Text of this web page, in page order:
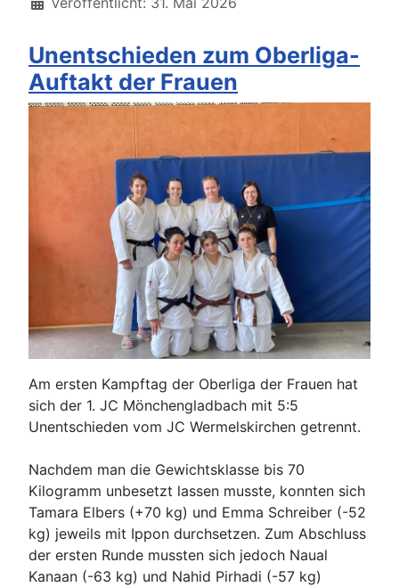
Unentschieden zum Oberliga-
Auftakt der Frauen
Am ersten Kampftag der Oberliga der Frauen hat
sich der 1. JC Mönchengladbach mit 5:5
Unentschieden vom JC Wermelskirchen getrennt.
Nachdem man die Gewichtsklasse bis 70
Kilogramm unbesetzt lassen musste, konnten sich
Tamara Elbers (+70 kg) und Emma Schreiber (-52
kg) jeweils mit Ippon durchsetzen. Zum Abschluss
der ersten Runde mussten sich jedoch Naual
Kanaan (-63 kg) und Nahid Pirhadi (-57 kg)